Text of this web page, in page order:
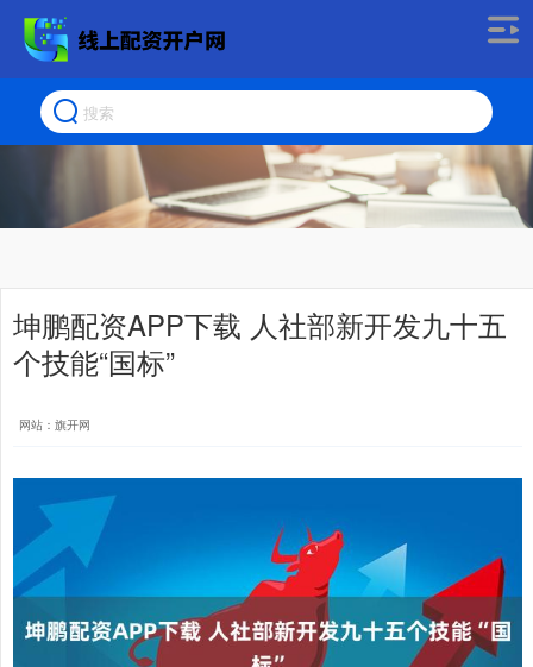
坤鹏配资APP下载 人社部新开发九十五
个技能“国标”
网站：旗开网